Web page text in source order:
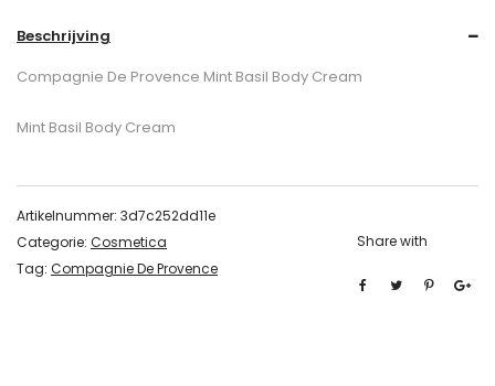
Beschrijving
Compagnie De Provence Mint Basil Body Cream
Mint Basil Body Cream
Artikelnummer: 3d7c252dd11e
Categorie: Cosmetica
Tag: Compagnie De Provence
Share with